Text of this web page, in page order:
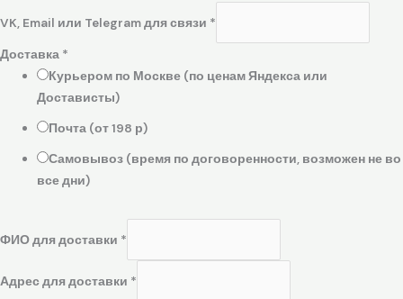
VK, Email или Telegram для связи *
Доставка *
Курьером по Москве (по ценам Яндекса или
Достависты)
Почта (от 198 р)
Самовывоз (время по договоренности, возможен не во
все дни)
ФИО для доставки *
Адрес для доставки *